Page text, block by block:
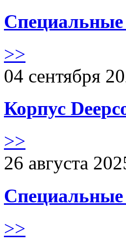
Специальные
>>
04 сентября
Корпус
>>
26 августа
>>